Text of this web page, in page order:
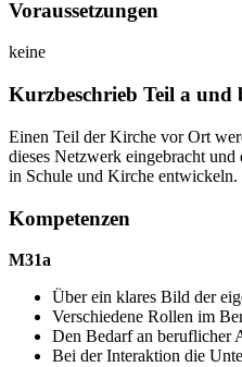
Voraussetzungen
keine
Kurzbeschrieb Teil a und
Einen Teil der Kirche vor Ort
dieses Netzwerk eingebracht
in Schule und Kirche
Kompetenzen
M31a
Über ein klares Bild der
Verschiedene Rollen im
Den Bedarf an beruflicher
Bei der Interaktion die